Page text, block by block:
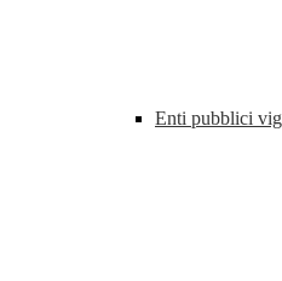
Enti pubblici